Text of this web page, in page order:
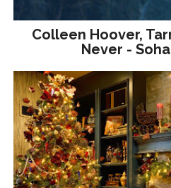
Colleen Hoover,
Never -